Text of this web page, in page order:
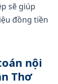
sẽ giúp
đồng tiền
nội
Thơ